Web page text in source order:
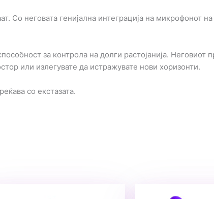
Со неговата генијална интеграција на микрофонот
за контрола на долги растојанија. Неговиот
или излегувате да истражувате нови хоризонти.
со екстазата.